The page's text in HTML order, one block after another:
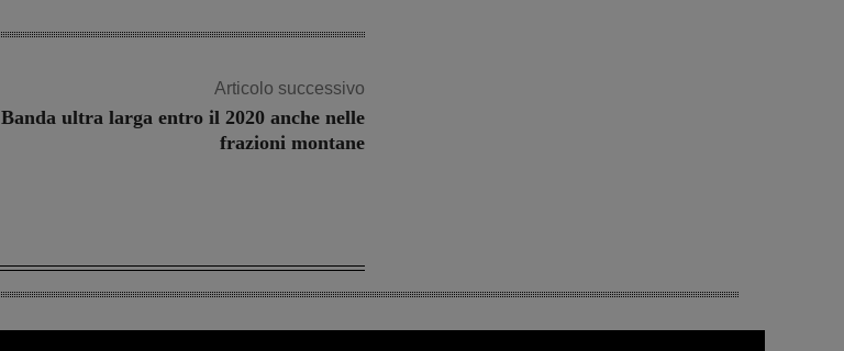
Articolo successivo
Banda ultra larga entro il 2020 anche nelle
frazioni montane